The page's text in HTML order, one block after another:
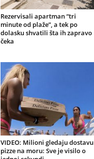
Rezervisali apartman “tri
minute od plaže”, a tek po
dolasku shvatili šta ih zapravo
čeka
VIDEO: Milioni gledaju dostavu
pizze na moru: Sve je visilo o